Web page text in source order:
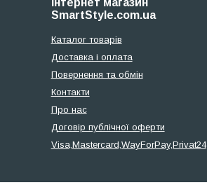
Інтернет магазин
SmartStyle.com.ua
Каталог товарів
Доставка і оплата
Повернення та обмін
Контакти
Про нас
Договір публічної оферти
Visa,Mastercard,WayForPay,Privat24